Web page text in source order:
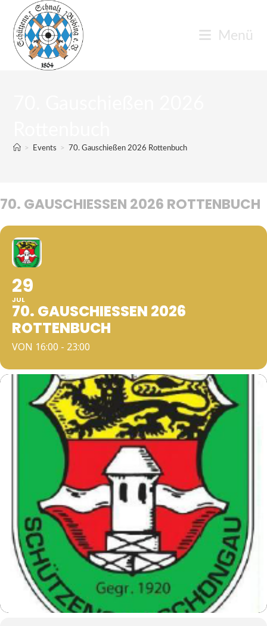
Inhalt
springen
Menü
> Events > 70. Gauschießen 2026 Rottenbuch
70. GAUSCHIESSEN 2026 ROTTENBUCH
29
JUL
70. GAUSCHIESSEN 2026 R
OTTENBUCH
VON 16:00 - 23:00